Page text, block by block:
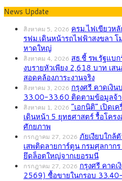
News Update
สิงหาคม 5, 2026 ครม.ไฟเขียวหลั
รฟม.เดินหน้ารถไฟฟ้าสงขลา โ
หาดใหญ่
สิงหาคม 4, 2026 สธ.ชี้ รพ.รัฐแบ
งบรายหัวเพียง 2,618 บาท เส
สอดคล้องภาระงานจริง
สิงหาคม 3, 2026 กรุงศรี คาดเงิ
33.00-33.60 ติดตามข้อมูลจ้า
สิงหาคม 1, 2026 “เอกนิติ” เปิดเ
เดินหน้า 5 ยุทธศาสตร์ รื้อโคร
ศักยภาพ
กรกฎาคม 27, 2026 ภัยเงียบใกล้
เสพติดลายการ์ตูน กรมศุลกากร
ยึดล็อตใหญ่จากเยอรมนี
กรกฎาคม 27, 2026 กรุงศรี คาด
2569) ซื้อขายในกรอบ